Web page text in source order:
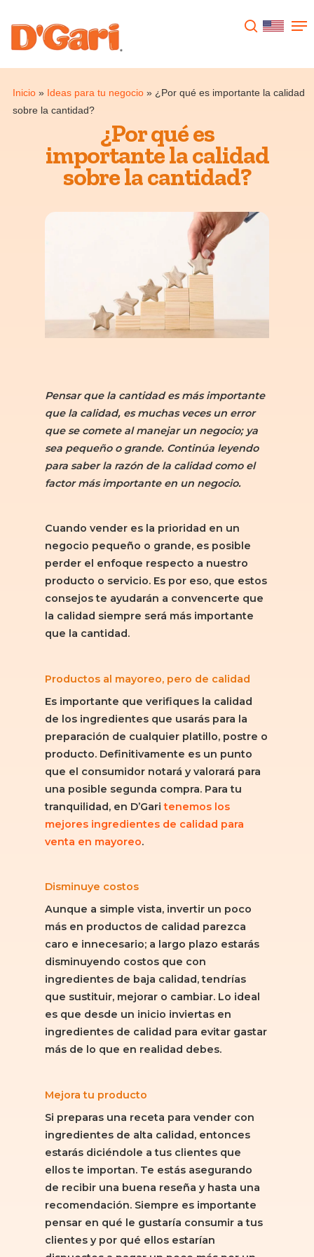
Inicio» Ideas para tu negocio» ¿Por qué es importante la calidad
sobre la cantidad?
Presione enter para buscar o ESC para
¿Por qué es
importante la calidad
sobre la cantidad?
Pensar que la cantidad es más importante
que la calidad, es muchas veces un error
que se comete al manejar un negocio; ya
sea pequeño o grande. Continúa leyendo
para saber la razón de la calidad como el
factor más importante en un negocio.
Cuando vender es la prioridad en un
negocio pequeño o grande, es posible
perder el enfoque respecto a nuestro
producto o servicio. Es por eso, que estos
consejos te ayudarán a convencerte que
la calidad siempre será más importante
que la cantidad.
Productos al mayoreo, pero de calidad
Es importante que verifiques la calidad
de los ingredientes que usarás para la
preparación de cualquier platillo, postre o
producto. Definitivamente es un punto
que el consumidor notará y valorará para
una posible segunda compra. Para tu
tranquilidad, en D’Garitenemos los
mejores ingredientes de calidad para
venta en mayoreo.
Disminuye costos
Aunque a simple vista, invertir un poco
más en productos de calidad parezca
caro e innecesario; a largo plazo estarás
disminuyendo costos que con
ingredientes de baja calidad, tendrías
que sustituir, mejorar o cambiar. Lo ideal
es que desde un inicio inviertas en
ingredientes de calidad para evitar gastar
más de lo que en realidad debes.
Mejora tu producto
Si preparas una receta para vender con
ingredientes de alta calidad, entonces
estarás diciéndole a tus clientes que
ellos te importan. Te estás asegurando
de recibir una buena reseña y hasta una
recomendación. Siempre es importante
pensar en qué le gustaría consumir a tus
clientes y por qué ellos estarían